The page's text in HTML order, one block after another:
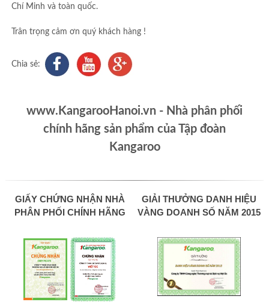
Chí Minh và toàn quốc.
Trân trọng cảm ơn quý khách hàng !
Chia sẻ:
www.KangarooHanoi.vn - Nhà phân phối
chính hãng sản phẩm của Tập đoàn
Kangaroo
GIẤY CHỨNG NHẬN NHÀ
PHÂN PHỐI CHÍNH HÃNG
GIẢI THƯỞNG DANH HIỆU
VÀNG DOANH SỐ NĂM 2015